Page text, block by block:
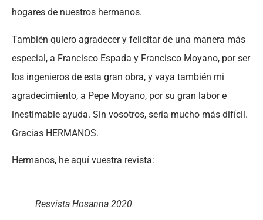
hogares de nuestros hermanos.
También quiero agradecer y felicitar de una manera más
especial, a Francisco Espada y Francisco Moyano, por ser
los ingenieros de esta gran obra, y vaya también mi
agradecimiento, a Pepe Moyano, por su gran labor e
inestimable ayuda. Sin vosotros, sería mucho más difícil.
Gracias HERMANOS.
Hermanos, he aquí vuestra revista:
Resvista Hosanna 2020